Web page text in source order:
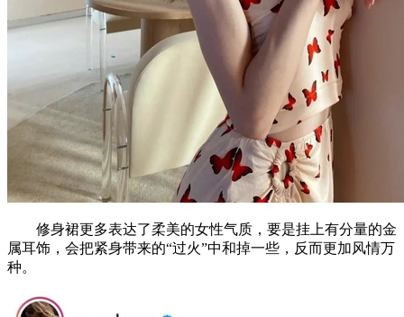
修身裙更多表达了柔美的女性气质，要是挂上有分量的金
属耳饰，会把紧身带来的“过火”中和掉一些，反而更加风情万
种。